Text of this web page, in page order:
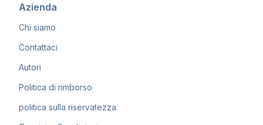
Azienda
Chi siamo
Contattaci
Autori
Politica di rimborso
politica sulla riservatezza